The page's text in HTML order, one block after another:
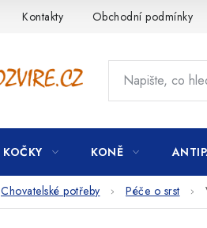
Kontakty Obchodní podmínky
KOČKY KONĚ
Chovatelské potřeby Péče o srst